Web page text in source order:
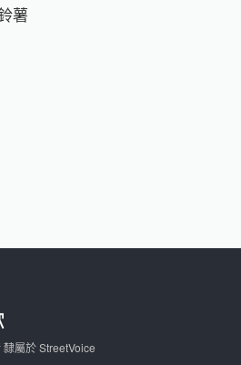
薯
屬於 StreetVoice